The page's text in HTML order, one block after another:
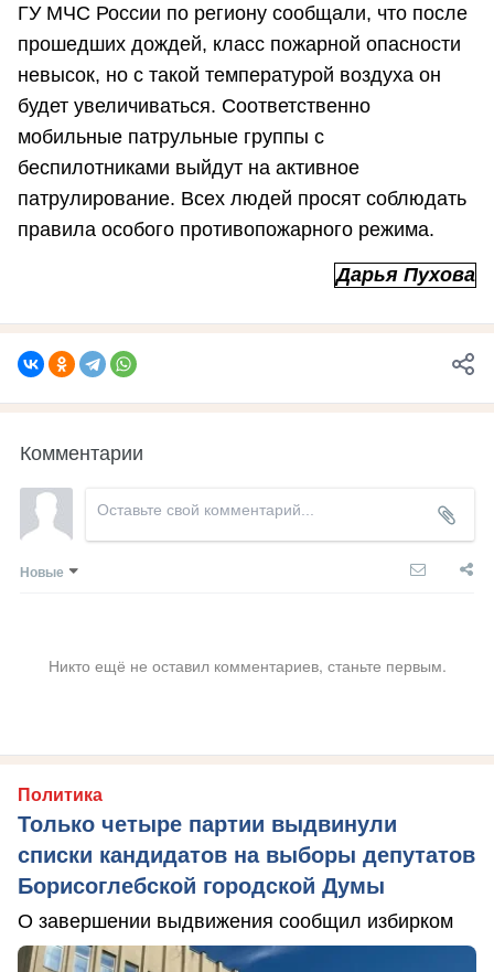
ГУ МЧС России по региону сообщали, что после
прошедших дождей, класс пожарной опасности
невысок, но с такой температурой воздуха он
будет увеличиваться. Соответственно
мобильные патрульные группы с
беспилотниками выйдут на активное
патрулирование. Всех людей просят соблюдать
правила особого противопожарного режима.
Дарья Пухова
Комментарии
Новые
Никто ещё не оставил комментариев, станьте первым.
Политика
Только четыре партии выдвинули
списки кандидатов на выборы депутатов
Борисоглебской городской Думы
О завершении выдвижения сообщил избирком